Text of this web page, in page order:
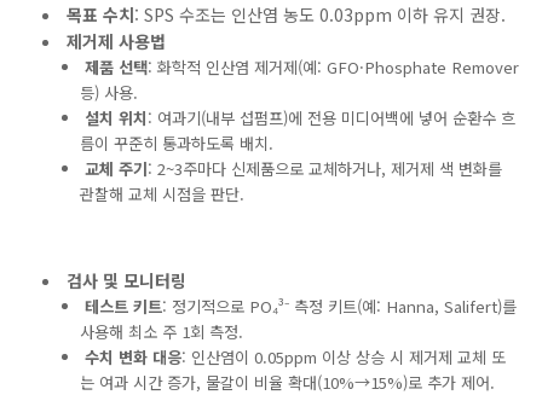
목표 수치: SPS 수조는 인산염 농도 0.03ppm 이하 유지 권장.
제거제 사용법
제품 선택: 화학적 인산염 제거제(예: GFO·Phosphate Remover
등) 사용.
설치 위치: 여과기(내부 섭펌프)에 전용 미디어백에 넣어 순환수 흐
름이 꾸준히 통과하도록 배치.
교체 주기: 2~3주마다 신제품으로 교체하거나, 제거제 색 변화를
관찰해 교체 시점을 판단.
검사 및 모니터링
테스트 키트: 정기적으로 PO₄³⁻ 측정 키트(예: Hanna, Salifert)를
사용해 최소 주 1회 측정.
수치 변화 대응: 인산염이 0.05ppm 이상 상승 시 제거제 교체 또
는 여과 시간 증가, 물갈이 비율 확대(10%→15%)로 추가 제어.